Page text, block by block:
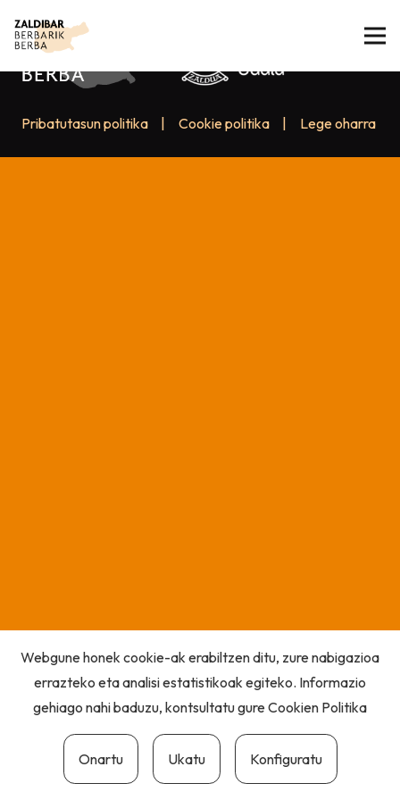
Pribatutasun politika Cookie politika Lege oharra
Webgune honek cookie-ak erabiltzen ditu, zure nabigazioa
errazteko eta analisi estatistikoak egiteko. Informazio
gehiago nahi baduzu, kontsultatu gureCookien Politika
Onartu Ukatu Konfiguratu